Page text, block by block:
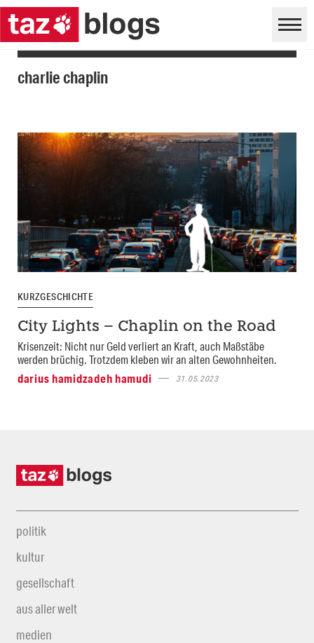
charlie chaplin
KURZGESCHICHTE
City Lights – Chaplin on the Road
Krisenzeit: Nicht nur Geld verliert an Kraft, auch Maßstäbe
werden brüchig. Trotzdem kleben wir an alten Gewohnheiten.
darius hamidzadeh hamudi
31.05.2023
politik
kultur
gesellschaft
aus aller welt
medien